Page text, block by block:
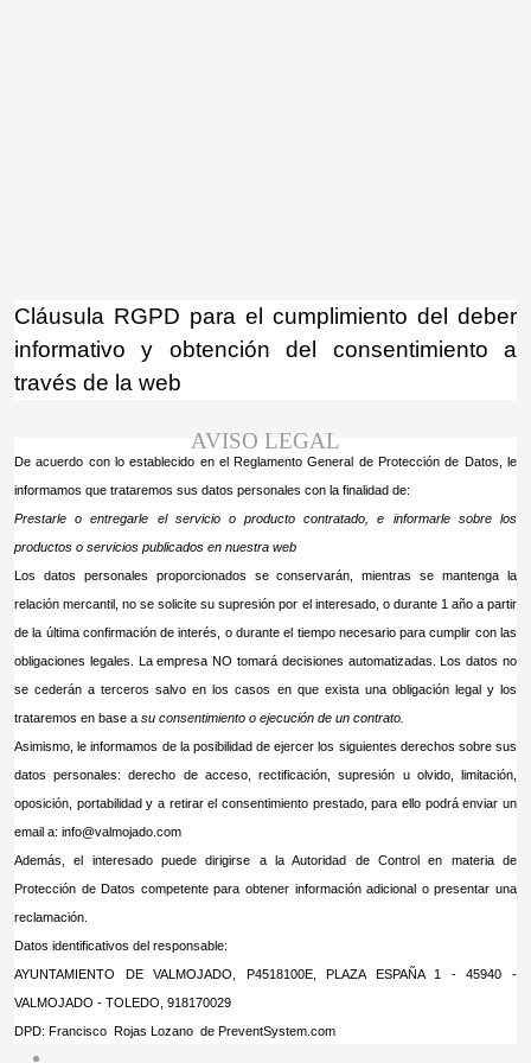
Cláusula RGPD para el cumplimiento del deber
informativo y obtención del consentimiento a
través de la web
AVISO LEGAL
De acuerdo con lo establecido en el Reglamento General de Protección de Datos, le
informamos que trataremos sus datos personales con la finalidad de:
Prestarle o entregarle el servicio o producto contratado, e informarle sobre los
productos o servicios publicados en nuestra web
Los datos personales proporcionados se conservarán, mientras se mantenga la
relación mercantil, no se solicite su supresión por el interesado, o durante 1 año a partir
de la última confirmación de interés, o durante el tiempo necesario para cumplir con las
obligaciones legales. La empresa NO tomará decisiones automatizadas. Los datos no
se cederán a terceros salvo en los casos en que exista una obligación legal y los
trataremos en base a su consentimiento o ejecución de un contrato
Asimismo, le informamos de la posibilidad de ejercer los siguientes derechos sobre sus
datos personales: derecho de acceso, rectificación, supresión u olvido, limitación,
oposición, portabilidad y a retirar el consentimiento prestado, para ello podrá enviar un
email a: info@valmojado.com
Además, el interesado puede dirigirse a la Autoridad de Control en materia de
Protección de Datos competente para obtener información adicional o presentar una
reclamación.
Datos identificativos del responsable:
AYUNTAMIENTO DE VALMOJADO, P4518100E, PLAZA ESPAÑA 1 - 45940 -
VALMOJADO - TOLEDO, 918170029
DPD: Francisco Rojas Lozano de PreventSystem.com